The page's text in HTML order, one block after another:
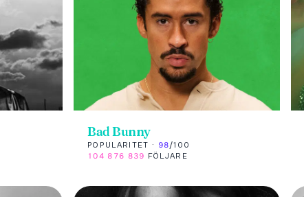
Bad Bunny
POPULARITET · 98/100
104 876 839 FÖLJARE